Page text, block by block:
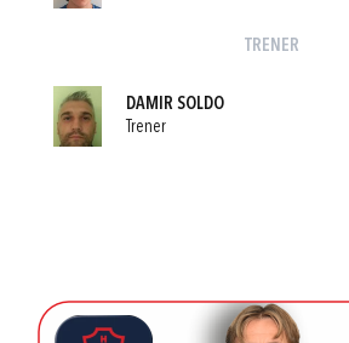
TRENER
DAMIR SOLDO
Trener